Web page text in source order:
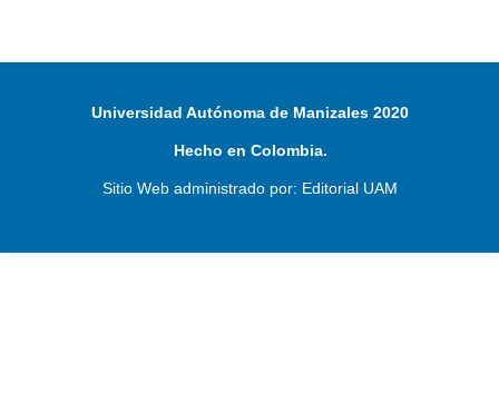
Universidad Autónoma de Manizales 2020
Hecho en Colombia.
Sitio Web administrado por: Editorial UAM